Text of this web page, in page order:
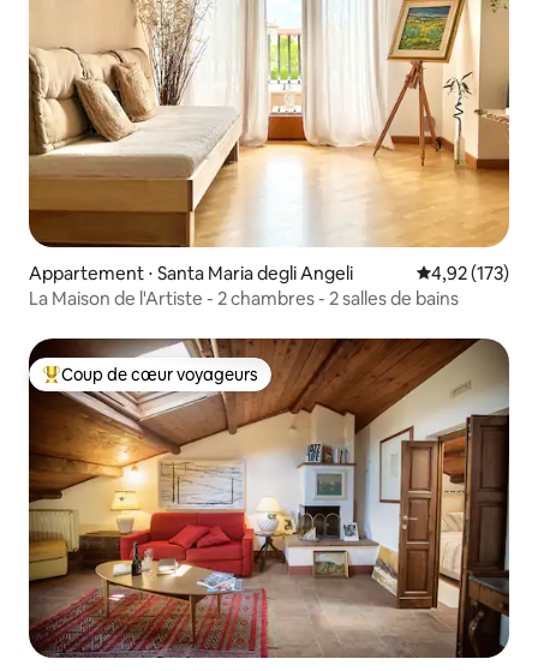
Appartement ⋅ Santa Maria degli Angeli Évaluation
4,92 (173)
La Maison de l'Artiste - 2 chambres - 2 salles de bains
Coups de cœur voyageurs les plus appréciés
Coup de cœur voyageurs